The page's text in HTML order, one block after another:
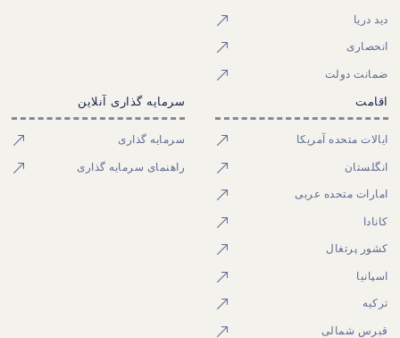
دید دریا
انحصاری
ضمانت دولت
اقامت
ایالات متحده آمریکا
انگلستان
امارات متحده عربی
کانادا
کشور پرتغال
اسپانیا
ترکیه
قبرس شمالی
سرمایه گذاری آنلاین
سرمایه گذاری
راهنمای سرمایه گذاری